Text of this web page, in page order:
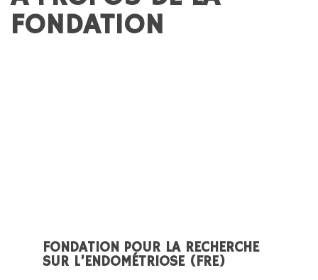
FONDATION
FONDATION POUR LA RECHERCHE
SUR L’ENDOMÉTRIOSE (FRE)